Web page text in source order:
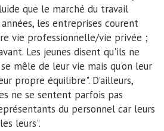
que le marché du travail
les entreprises courent
vie professionnelle/vie privée ;
Les jeunes disent qu'ils ne
mêle de leur vie mais qu'on leur
propre équilibre". D'ailleurs,
ne se sentent parfois pas
du personnel car leurs
leurs".